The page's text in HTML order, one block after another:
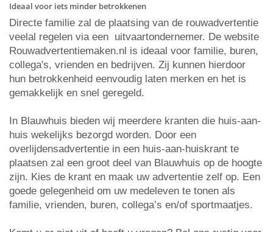
Ideaal voor iets minder betrokkenen
Directe familie zal de plaatsing van de rouwadvertentie
veelal regelen via een uitvaartondernemer. De website
Rouwadvertentiemaken.nl is ideaal voor familie, buren,
collega's, vrienden en bedrijven. Zij kunnen hierdoor
hun betrokkenheid eenvoudig laten merken en het is
gemakkelijk en snel geregeld.
In Blauwhuis bieden wij meerdere kranten die huis-aan-
huis wekelijks bezorgd worden. Door een
overlijdensadvertentie in een huis-aan-huiskrant te
plaatsen zal een groot deel van Blauwhuis op de hoogte
zijn. Kies de krant en maak uw advertentie zelf op. Een
goede gelegenheid om uw medeleven te tonen als
familie, vrienden, buren, collega’s en/of sportmaatjes.